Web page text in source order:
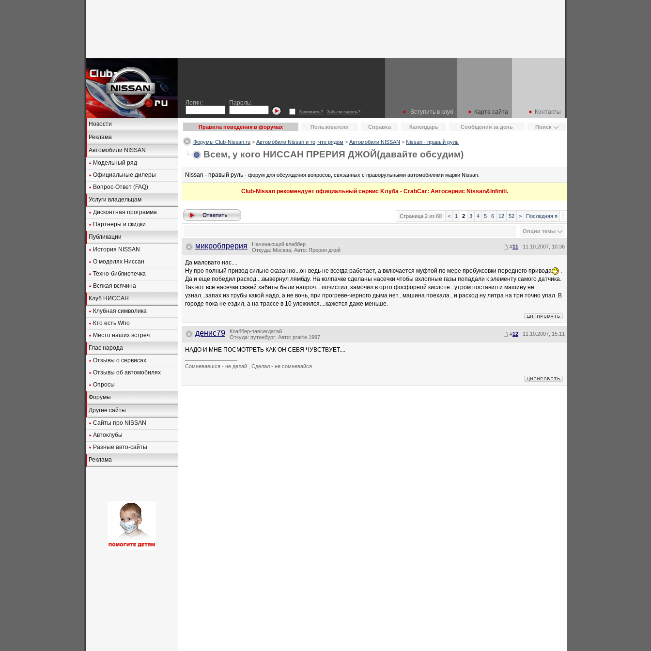
Логин: Пароль:
Запомнить? Забыли пароль? Вступить в клуб Карта сайта
Контакты
Новости
Реклама
Автомобили NISSAN
Модельный ряд
Официальные дилеры
Вопрос-Ответ (FAQ)
Услуги владельцам
Дисконтная программа
Партнеры и скидки
Публикации
История NISSAN
О моделях Ниссан
Техно-библиотечка
Всякая всячина
Клуб НИССАН
Клубная символика
Кто есть Who
Место наших встреч
Глас народа
Отзывы о сервисах
Отзывы об автомобилях
Опросы
Форумы
Другие сайты
Сайты про NISSAN
Автоклубы
Разные авто-сайты
Реклама
Правила поведения в форумах Пользователи Справка Календарь Сообщения за день Поиск
Форумы Club-Nissan.ru > Автомобили Nissan и то, что рядом > Автомобили NISSAN > Nissan - правый руль
Всем, у кого НИССАН ПРЕРИЯ ДЖОЙ(давайте обсудим)
Nissan - правый руль - форум для обсуждения вопросов, связанных с праворульными автомобилями марки Nissan.
Club-Nissan рекомендует официальный сервис Kлуба - CrabCar: Автосервис Nissan&Infiniti.
Страница 2 из 60 < 1 2 3 4 5 6 12 52 > Последняя »
Опции темы
микробпрерия
Начинающий клаббер
Откуда: Москва; Авто: Прерия джой
#11 11.10.2007, 10:36
Да маловато нас....
Ну про полный привод сильно сказанно...он ведь не всегда работает, а включается муфтой по мере пробуксовки переднего привода
.
Да и еще победил расход....вывернул лямбду. На колпачке сделаны насечки чтобы вхлопные газы попадали к элементу самого датчика.
Так вот все насечки сажей хабиты были напроч....почистил, замочил в орто фосфорной кислоте...утром поставил и машину не
узнал...запах из трубы какой надо, а не вонь, при прогреве-черного дыма нет...машина поехала...и расход ну литра на три точно упал. В
городе пока не ездил, а на трассе в 10 уложился....кажется даже меньше.
денис79
Клаббер-завсегдатай
Откуда: путинбург; Авто: prairie 1997
#12 11.10.2007, 15:11
НАДО И МНЕ ПОСМОТРЕТЬ КАК ОН СЕБЯ ЧУВСТВУЕТ....
Сомневаешся - не делай , Сделал - не сомневайся .